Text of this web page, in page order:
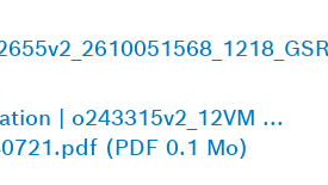
| o243315v2_12VM ...
(PDF 0.1 Mo)